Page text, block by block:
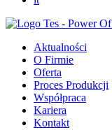
Aktualności
O Firmie
Oferta
Proces Produkcji
Współpraca
Kariera
Kontakt